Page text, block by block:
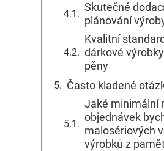
Skutečné
plánování
Kvalitní
dárkové
pěny
Často kladené
Jaké minimální
objednávek
malosériových
výrobků z